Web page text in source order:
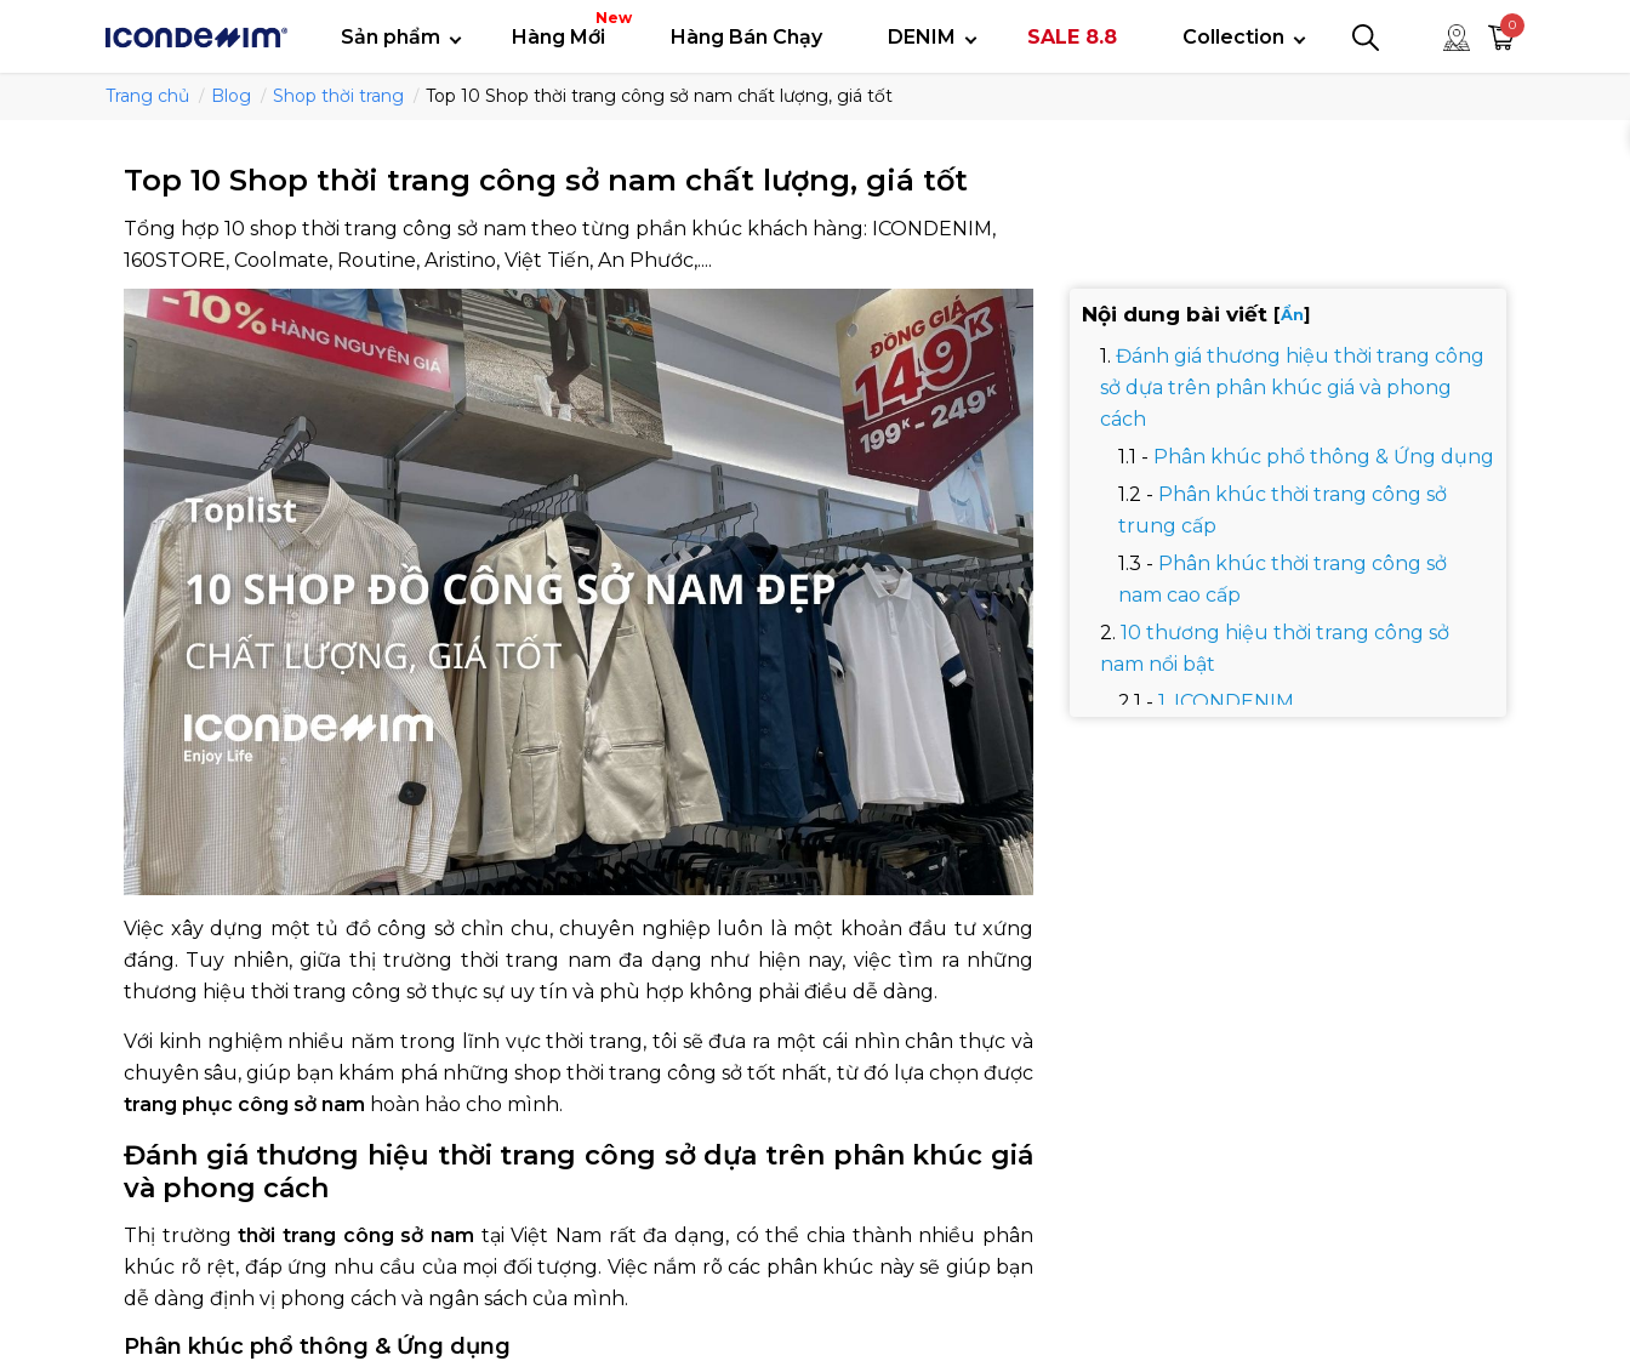
Sản phẩm Hàng Mới
New
Hàng Bán Chạy DENIM SALE 8.8 Collection
0
Trang chủ Blog Shop thời trang Top 10 Shop thời trang công sở nam chất lượng, giá tốt
Top 10 Shop thời trang công sở nam chất lượng, giá tốt
Tổng hợp 10 shop thời trang công sở nam theo từng phần khúc khách hàng: ICONDENIM,
160STORE, Coolmate, Routine, Aristino, Việt Tiến, An Phước,....
Việc xây dựng một tủ đồ công sở chỉn chu, chuyên nghiệp luôn là một khoản đầu tư xứng
đáng. Tuy nhiên, giữa thị trường thời trang nam đa dạng như hiện nay, việc tìm ra những
thương hiệu thời trang công sở thực sự uy tín và phù hợp không phải điều dễ dàng.
Với kinh nghiệm nhiều năm trong lĩnh vực thời trang, tôi sẽ đưa ra một cái nhìn chân thực và
chuyên sâu, giúp bạn khám phá những shop thời trang công sở tốt nhất, từ đó lựa chọn được
trang phục công sở nam hoàn hảo cho mình.
Đánh giá thương hiệu thời trang công sở dựa trên phân khúc giá
và phong cách
Thị trườngthời trang công sở nam tại Việt Nam rất đa dạng, có thể chia thành nhiều phân
khúc rõ rệt, đáp ứng nhu cầu của mọi đối tượng. Việc nắm rõ các phân khúc này sẽ giúp bạn
dễ dàng định vị phong cách và ngân sách của mình.
Phân khúc phổ thông & Ứng dụng
Nội dung bài viết [Ẩn]
Đánh giá thương hiệu thời trang công
sở dựa trên phân khúc giá và phong
cách
Phân khúc phổ thông & Ứng dụng
Phân khúc thời trang công sở
trung cấp
Phân khúc thời trang công sở
nam cao cấp
10 thương hiệu thời trang công sở
nam nổi bật
1. ICONDENIM